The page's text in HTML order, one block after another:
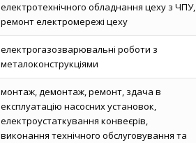
електротехнічного обладнання цеху з ЧПУ,
ремонт електромережі цеху
електрогазозварювальні роботи з
металоконструкціями
монтаж, демонтаж, ремонт, здача в
експлуатацію насосних установок,
електроустаткування конвеєрів,
виконання технічного обслуговування та